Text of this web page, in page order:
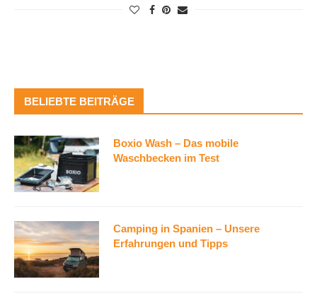
BELIEBTE BEITRÄGE
Boxio Wash – Das mobile
Waschbecken im Test
Camping in Spanien – Unsere
Erfahrungen und Tipps